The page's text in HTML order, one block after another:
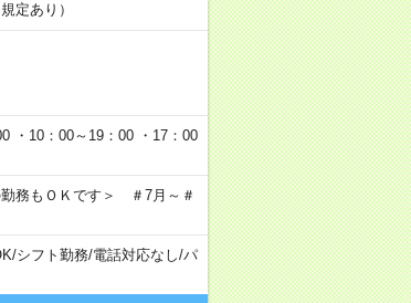
定あり）
・10：00～19：00 ・17：00
務もＯＫです＞ ＃7月～＃
/シフト勤務/電話対応なし/パ